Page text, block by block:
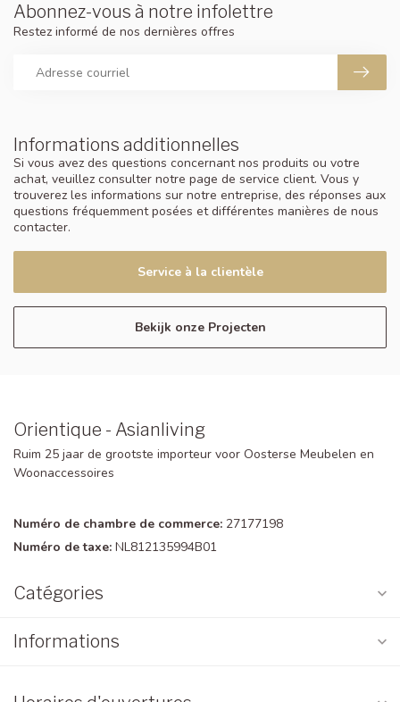
Informations additionnelles
Si vous avez des questions concernant nos produits ou votre
achat, veuillez consulter notre page de service client. Vous y
trouverez les informations sur notre entreprise, des réponses aux
questions fréquemment posées et différentes manières de nous
contacter.
Service à la clientèle
Bekijk onze Projecten
Abonnez-vous à notre infolettre
Restez informé de nos dernières offres
Orientique - Asianliving
Ruim 25 jaar de grootste importeur voor Oosterse Meubelen en
Woonaccessoires
Numéro de chambre de commerce: 27177198
Numéro de taxe: NL812135994B01
Catégories
Informations